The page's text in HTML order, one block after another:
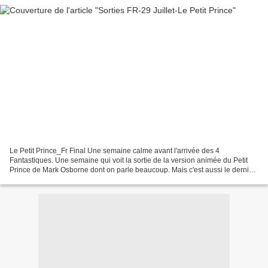
Le Petit Prince_Fr Final Une semaine calme avant l'arrivée des 4
Fantastiques. Une semaine qui voit la sortie de la version animée du Petit
Prince de Mark Osborne dont on parle beaucoup. Mais c'est aussi le dernier